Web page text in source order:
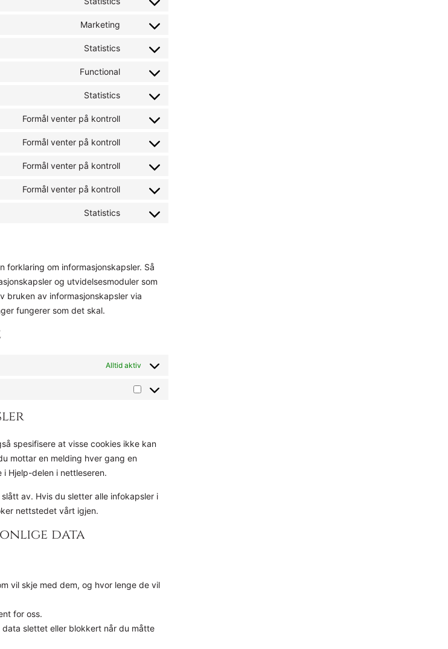
Marketing
Statistics
Functional
Statistics
Formål venter på kontroll
Formål venter på kontroll
Formål venter på kontroll
Formål venter på kontroll
Statistics
om informasjonskapsler. Så
og utvidelsesmoduler som
bruken av informasjonskapsler via
fungerer som det skal.
Alltid aktiv
spesifisere at visse cookies ikke kan
mottar en melding hver gang en
i Hjelp-delen i nettleseren.
av. Hvis du sletter alle infokapsler i
nettstedet vårt igjen.
data
vil skje med dem, og hvor lenge de vil
for oss.
slettet eller blokkert når du måtte